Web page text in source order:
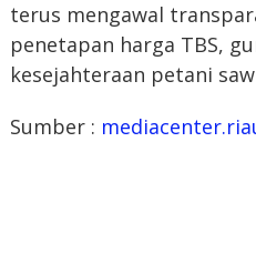
terus mengawal
penetapan harga TBS,
kesejahteraan petani
Sumber :